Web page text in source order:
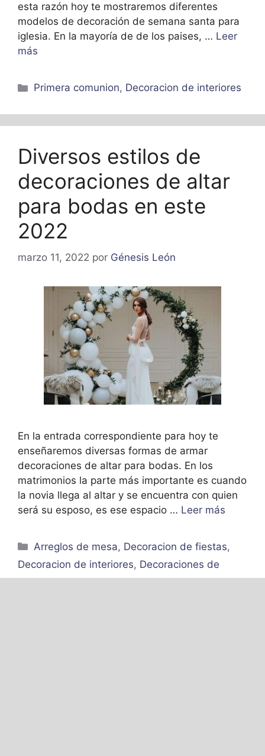
esta razón hoy te mostraremos diferentes
modelos de decoración de semana santa para
iglesia. En la mayoría de de los paises, … Leer
más
Categorías
Primera comunion, Decoracion de interiores
Diversos estilos de
decoraciones de altar
para bodas en este
2022
marzo 11, 2022 por Génesis León
En la entrada correspondiente para hoy te
enseñaremos diversas formas de armar
decoraciones de altar para bodas. En los
matrimonios la parte más importante es cuando
la novia llega al altar y se encuentra con quien
será su esposo, es ese espacio … Leer más
Categorías
Arreglos de mesa, Decoracion de fiestas,
Decoracion de interiores, Decoraciones de
bodas,Fiestas para adultos